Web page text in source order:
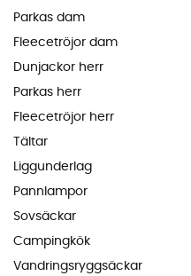
Parkas dam
Fleecetröjor dam
Dunjackor herr
Parkas herr
Fleecetröjor herr
Tältar
Liggunderlag
Pannlampor
Sovsäckar
Campingkök
Vandringsryggsäckar